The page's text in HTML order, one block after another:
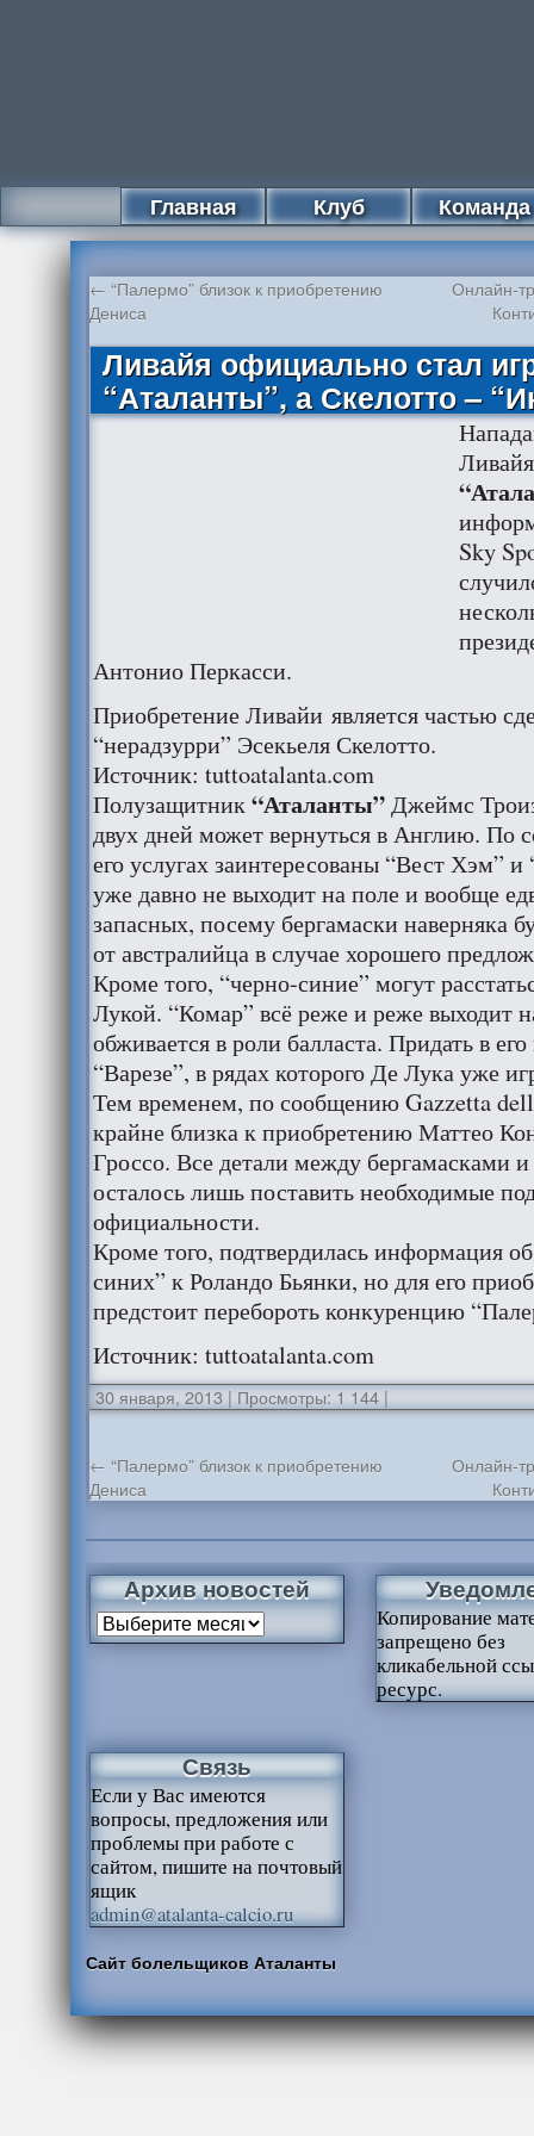
Главная Клуб Команда
← “Палермо” близок к приобретению
Дениса
Онлайн-
Ливайя официально стал
“Аталанты”, а Скелотто –
Sky
Антонио Перкасси.
Приобретение Ливайи является частью
“нерадзурри” Эсекьеля Скелотто.
Источник: tuttoatalanta.com
Полузащитник“Аталанты”Джеймс
двух дней может вернуться в Англию. По
его услугах заинтересованы “Вест Хэм”
уже давно не выходит на поле и вообще
запасных, посему бергамаски наверняка
от австралийца в случае хорошего
Кроме того, “черно-синие” могут
Лукой. “Комар” всё реже и реже выходит
обживается в роли балласта. Придать в
“Варезе”, в рядах которого Де Лука уже
Тем временем, по сообщению Gazzetta
крайне близка к приобретению Маттео
Гроссо. Все детали между бергамасками
осталось лишь поставить необходимые
официальности.
Кроме того, подтвердилась информация
синих” к Роландо Бьянки, но для его
предстоит перебороть конкуренцию
Источник: tuttoatalanta.com
30 января, 2013 | Просмотры: 1 144|
← “Палермо” близок к приобретению
Дениса
Онлайн-
Архив новостей
Копирование
запрещено без
кликабельной
ресурс.
Связь
Если у Вас имеются
вопросы, предложения или
проблемы при работе с
сайтом, пишите на почтовый
ящик
admin@atalanta-calcio.ru
Сайт болельщиков Аталанты